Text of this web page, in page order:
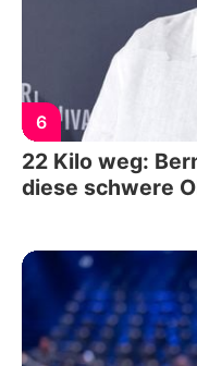
6
22 Kilo weg:
diese schwere